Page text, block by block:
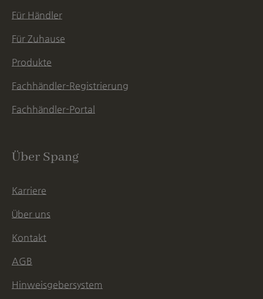
Für Händler
Für Zuhause
Produkte
Fachhändler-Registrierung
Fachhändler-Portal
Über Spang
Karriere
Über uns
Kontakt
AGB
Hinweisgebersystem